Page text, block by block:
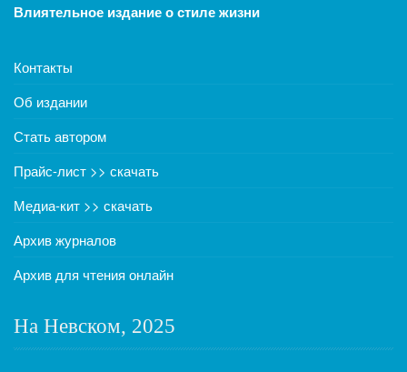
Влиятельное издание о стиле жизни
Контакты
Об издании
Стать автором
Прайс-лист >> скачать
Медиа-кит >> скачать
Архив журналов
Архив для чтения онлайн
На Невском, 2025